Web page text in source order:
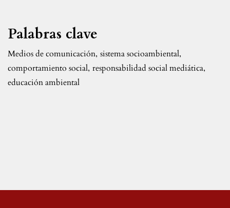
Palabras clave
Medios de comunicación, sistema socioambiental,
comportamiento social, responsabilidad social mediática,
educación ambiental